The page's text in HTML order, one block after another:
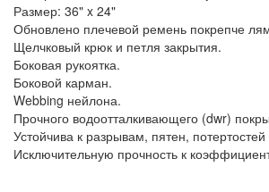
Размер: 36" x 24"
Обновлено плечевой ремень покрепче
Щелчковый крюк и петля закрытия.
Боковая рукоятка.
Боковой карман.
Webbing нейлона.
Прочного водоотталкивающего (dwr)
Устойчива к разрывам, пятен,
Исключительную прочность к